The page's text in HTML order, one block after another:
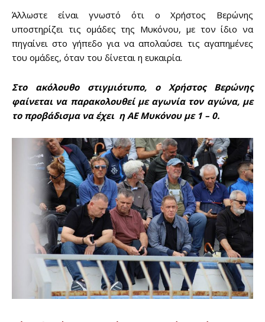
Άλλωστε είναι γνωστό ότι ο Χρήστος Βερώνης
υποστηρίζει τις ομάδες της Μυκόνου, με τον ίδιο να
πηγαίνει στο γήπεδο για να απολαύσει τις αγαπημένες
του ομάδες, όταν του δίνεται η ευκαιρία.
Στο ακόλουθο στιγμιότυπο, ο Χρήστος Βερώνης
φαίνεται να παρακολουθεί με αγωνία τον αγώνα, με
το προβάδισμα να έχει η ΑΕ Μυκόνου με 1 – 0.